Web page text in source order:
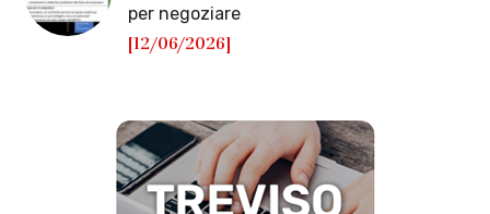
per negoziare
[12/06/2026]